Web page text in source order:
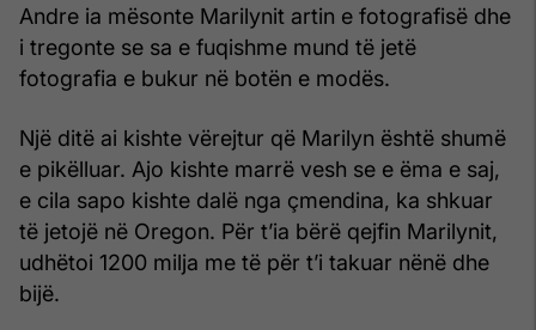
Andre ia mësonte Marilynit artin e fotografisë dhe
i tregonte se sa e fuqishme mund të jetë
fotografia e bukur në botën e modës.
Një ditë ai kishte vërejtur që Marilyn është shumë
e pikëlluar. Ajo kishte marrë vesh se e ëma e saj,
e cila sapo kishte dalë nga çmendina, ka shkuar
të jetojë në Oregon. Për t’ia bërë qejfin Marilynit,
udhëtoi 1200 milja me të për t’i takuar nënë dhe
bijë.